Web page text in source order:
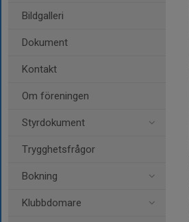
Bildgalleri
Dokument
Kontakt
Om föreningen
Styrdokument
Trygghetsfrågor
Bokning
Klubbdomare